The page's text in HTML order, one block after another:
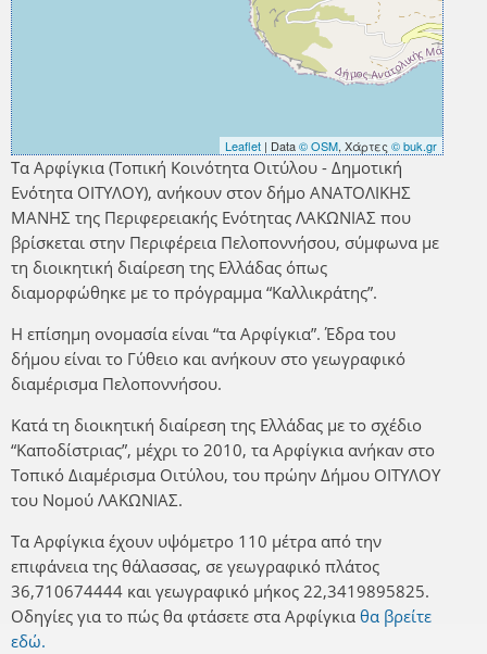
Leaflet | Data© OSM, Χάρτες © buk.gr
Τα Αρφίγκια (Τοπική Κοινότητα Οιτύλου - Δημοτική
Ενότητα ΟΙΤΥΛΟΥ), ανήκουν στον δήμο ΑΝΑΤΟΛΙΚΗΣ
ΜΑΝΗΣ της Περιφερειακής Ενότητας ΛΑΚΩΝΙΑΣ που
βρίσκεται στην Περιφέρεια Πελοποννήσου, σύμφωνα με
τη διοικητική διαίρεση της Ελλάδας όπως
διαμορφώθηκε με το πρόγραμμα “Καλλικράτης”.
Η επίσημη ονομασία είναι “τα Αρφίγκια”. Έδρα του
δήμου είναι το Γύθειο και ανήκουν στο γεωγραφικό
διαμέρισμα Πελοποννήσου.
Κατά τη διοικητική διαίρεση της Ελλάδας με το σχέδιο
“Καποδίστριας”, μέχρι το 2010, τα Αρφίγκια ανήκαν στο
Τοπικό Διαμέρισμα Οιτύλου, του πρώην Δήμου ΟΙΤΥΛΟΥ
του Νομού ΛΑΚΩΝΙΑΣ.
Τα Αρφίγκια έχουν υψόμετρο 110 μέτρα από την
επιφάνεια της θάλασσας, σε γεωγραφικό πλάτος
36,710674444 και γεωγραφικό μήκος 22,3419895825.
Οδηγίες για το πώς θα φτάσετε στα Αρφίγκια θα βρείτε
εδώ.